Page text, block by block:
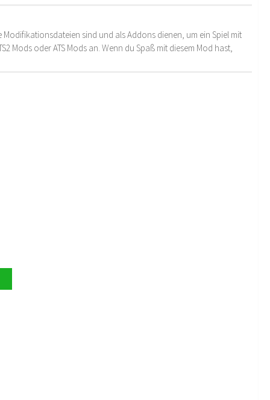
sind und als Addons dienen, um ein Spiel mit
Mods oder ATS Mods an. Wenn du Spaß mit diesem Mod hast,